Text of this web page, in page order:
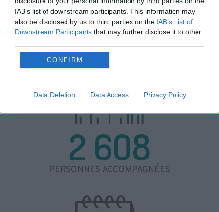
IAB’s list of downstream participants. This information may
also be disclosed by us to third parties on the IAB’s List of
Downstream Participants that may further disclose it to other
CONFIRM
Data Deletion Data Access Privacy Policy
2 6O8
PERSONNES ACCOMPAGNÉES